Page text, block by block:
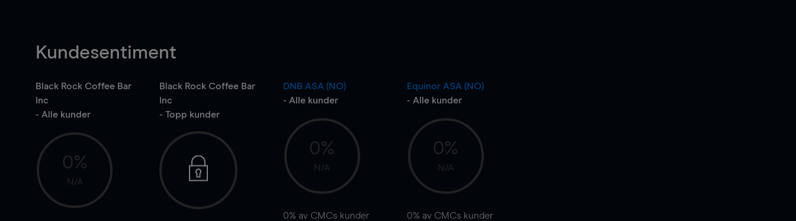
Kundesentiment
Black Rock Coffee Bar
Inc
- Alle kunder
0%
N/A
Black Rock Coffee Bar
Inc
- Topp kunder
DNB ASA (NO)
- Alle kunder
0%
N/A
0% av CMCs kunder
Equinor ASA (NO)
- Alle kunder
0%
N/A
0% av CMCs kunder